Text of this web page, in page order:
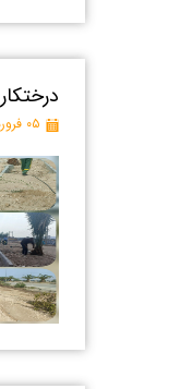
۰۵ فروردین ۰۴